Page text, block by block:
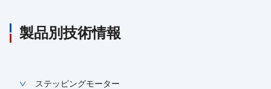
製品別技術情報
ステッピングモーター